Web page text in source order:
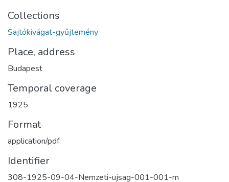
Collections
Sajtókivágat-gyűjtemény
Place, address
Budapest
Temporal coverage
1925
Format
application/pdf
Identifier
308-1925-09-04-Nemzeti-ujsag-001-001-m